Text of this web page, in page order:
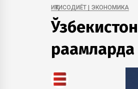
ИҚТИСОДИЁТ | ЭКОНОМИКА
рақамларда